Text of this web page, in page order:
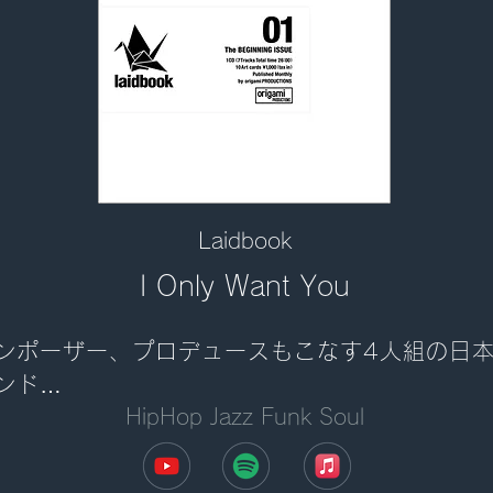
Laidbook
I Only Want You
ポーザー、プロデュースもこなす4人組の日
ド
ロウの極み、日本人の琴線に触れる情緒的メロ
インとしっかりとしたグルーヴ  最高‼️
The Begining Issue.収録]
HipHop Jazz Funk Soul